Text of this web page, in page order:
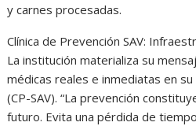
y carnes procesadas.
Clínica de Prevención SAV:
La institución materializa su
médicas reales e inmediatas en su
(CP-SAV). “La prevención
futuro. Evita una pérdida de